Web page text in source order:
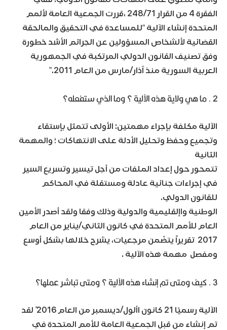
الفقرة 4 من القرار 248/71 ،قررت الجمعية العامة لألمم
المتحدة إنشاء الآلية “للمساعدة في التحقيق والمالحقة
القضائية لألشخاص المسؤولين عن الجرائم الأشد خطورة
وفق تصنيف القانون الدولي المرتكبة في الجمهورية
العربية السورية منذ آذار/مارس من العام 2011.”
2 . ما هي ولاية هذه الآلية ؟ وما الذي ستفعله؟
الآلية مكلفة بإجراء مهمتين: الأولى تتمثل بإستقاء
وتجميع وحفظ وتحليل الأدلة على الانتهاكات ؛ والمهمة
الثانية
تتمحور حول إعداد الملفات من أجل تيسير وتسريع السير
في إجراءات جنائية عادلة ومستقلة في المحاكم
للقانون الدولي.
الوطنية واإلقليمية والدولية وذلك وفقا ولقد أصدر الأمين
العام للأمم المتحدة في كانون الثاني/يناير من العام
2017 تقريراً يتضّمن مرجعيات، يشرح خلالها بشكل أوسع
ومفصل مهمة هذه الآلية .
3 . كيف ومتى تم إنشاء هذه الآلية ؟ ومتى تباشر عملها؟
الآلية رسميّا 21 كانون األول/ديسمبر من العام 2016 ً لقد
تم إنشاء من قبل الجمعية العامة للأمم المتحدة في